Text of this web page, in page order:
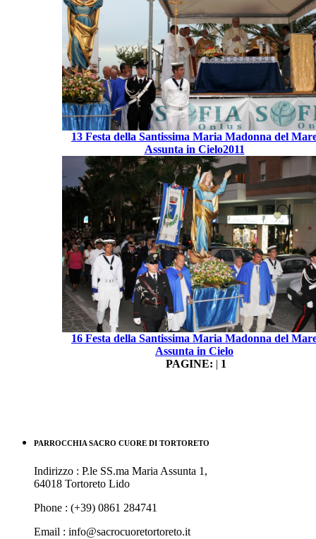
13 Festa della Santissima Maria Madonna del
Assunta in Cielo2011
16 Festa della Santissima Maria Madonna del
Assunta in Cielo
PAGINE: | 1
PARROCCHIA SACRO CUORE DI TORTORETO
Indirizzo : P.le SS.ma Maria Assunta 1,
64018 Tortoreto Lido
Phone : (+39) 0861 284741
Email : info@sacrocuoretortoreto.it